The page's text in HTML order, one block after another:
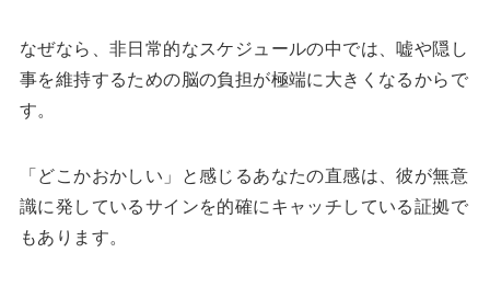
なぜなら、非日常的なスケジュールの中では、嘘や隠し
事を維持するための脳の負担が極端に大きくなるからで
す。
「どこかおかしい」と感じるあなたの直感は、彼が無意
識に発しているサインを的確にキャッチしている証拠で
もあります。